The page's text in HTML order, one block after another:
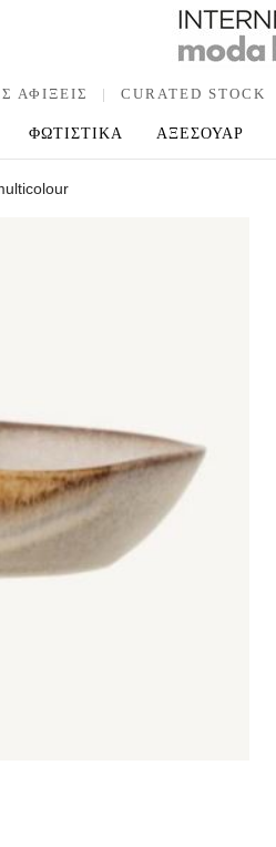
ΑΦΙΞΕΙΣ | CURATED STOCK
ΦΩΤΙΣΤΙΚΑ ΑΞΕΣΟΥΑΡ